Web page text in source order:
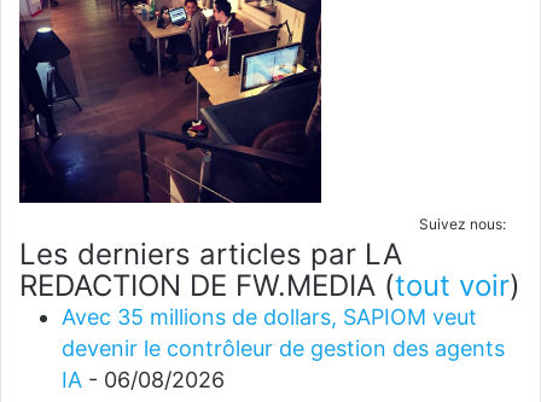
Suivez nous:
Les derniers articles par LA
REDACTION DE FW.MEDIA (tout voir)
Avec 35 millions de dollars, SAPIOM veut
devenir le contrôleur de gestion des agents
IA - 06/08/2026